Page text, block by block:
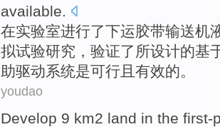
available.
在实验室进行了下运胶带输送机
拟试验研究，验证了 所设计的基
助驱动系统是可行且有效的。
youdao
Develop 9 km2 land in the first-